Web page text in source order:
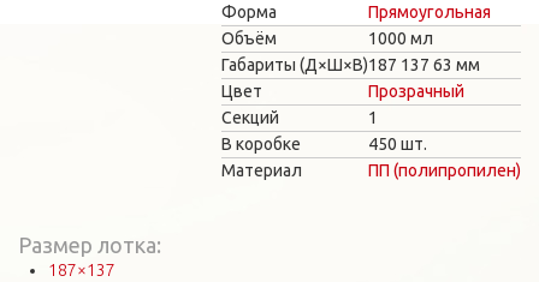
Форма
Прямоугольная
Объём
1000 мл
Габариты (Д×Ш×В)187 137 63 мм
Цвет
Прозрачный
Секций
1
В коробке
450 шт.
Материал
ПП (полипропилен)
Размер лотка:
187×137